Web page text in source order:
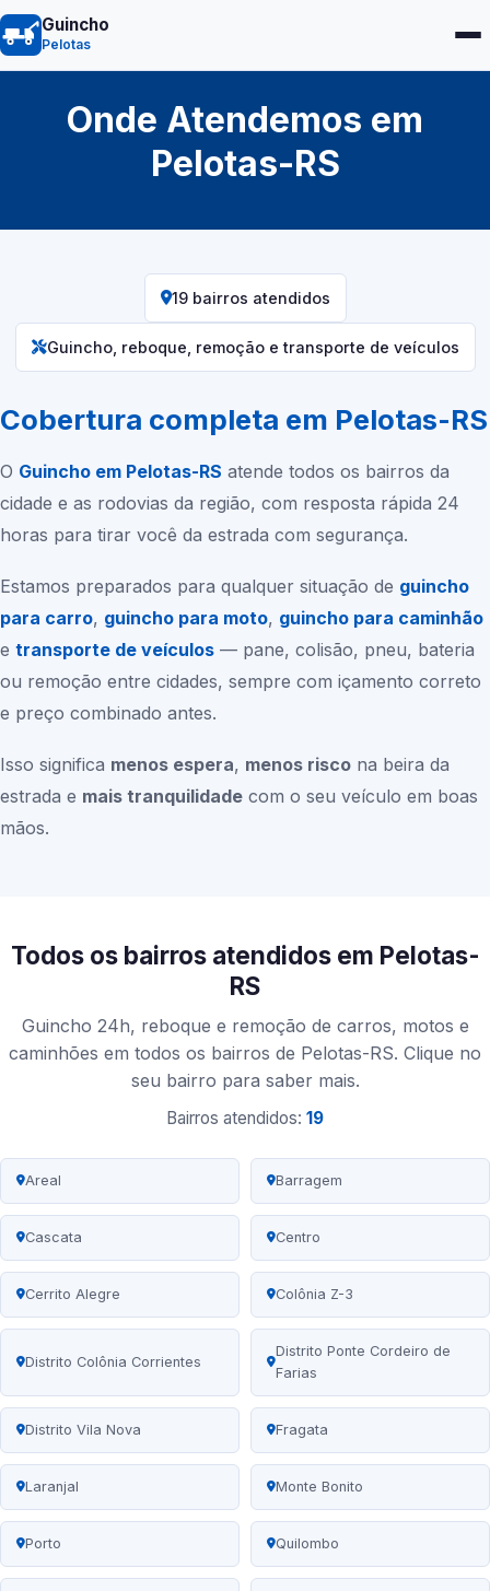
Guincho
Pelotas
Onde Atendemos em
Pelotas-RS
19 bairros atendidos
Guincho, reboque, remoção e transporte de veículos
Cobertura completa em Pelotas-RS
O Guincho em Pelotas-RS atende todos os bairros da
cidade e as rodovias da região, com resposta rápida 24
horas para tirar você da estrada com segurança.
Estamos preparados para qualquer situação de guincho
para carro, guincho para moto, guincho para caminhão
e transporte de veículos — pane, colisão, pneu, bateria
ou remoção entre cidades, sempre com içamento correto
e preço combinado antes.
Isso significa menos espera, menos risco na beira da
estrada e mais tranquilidade com o seu veículo em boas
mãos.
Todos os bairros atendidos em Pelotas-
RS
Guincho 24h, reboque e remoção de carros, motos e
caminhões em todos os bairros de Pelotas-RS. Clique no
seu bairro para saber mais.
Bairros atendidos: 19
Areal Barragem
Cascata Centro
Cerrito Alegre Colônia Z-3
Distrito Colônia Corrientes
Distrito Ponte Cordeiro de
Farias
Distrito Vila Nova Fragata
Laranjal Monte Bonito
Porto Quilombo